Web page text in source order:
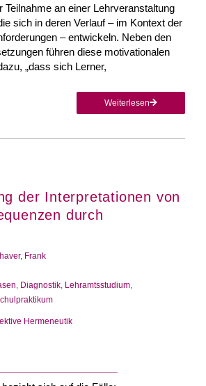
Teilnahme an einer Lehrveranstaltung
sich in deren Verlauf – im Kontext der
– entwickeln. Neben den
führen diese motivationalen
„dass sich Lerner,
Weiterlesen
der Interpretationen von
durch
Frank
Diagnostik Lehramtsstudium
Hermeneutik